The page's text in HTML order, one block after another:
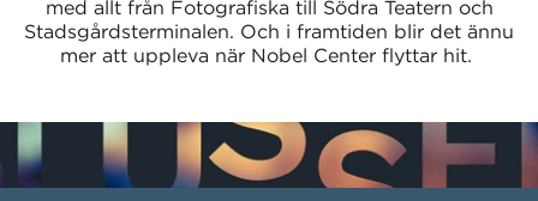
med allt från Fotografiska till Södra Teatern och
Stadsgårdsterminalen. Och i framtiden blir det ännu
mer att uppleva när Nobel Center flyttar hit.